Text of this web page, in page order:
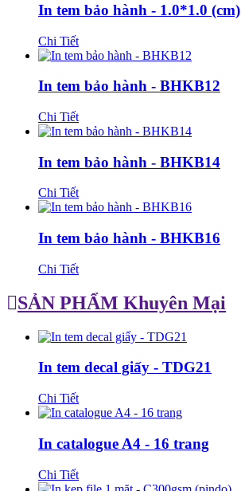
In tem bảo hành - 1.0*1.0 (cm)
Chi Tiết
In tem bảo hành - BHKB12
Chi Tiết
In tem bảo hành - BHKB14
Chi Tiết
In tem bảo hành - BHKB16
Chi Tiết
SẢN PHẨM Khuyên Mại
In tem decal giấy - TDG21
Chi Tiết
In catalogue A4 - 16 trang
Chi Tiết